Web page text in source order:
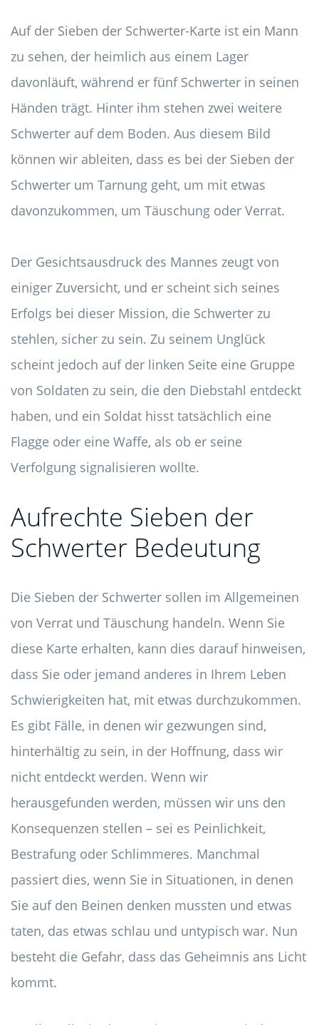
Auf der Sieben der Schwerter-Karte ist ein Mann
zu sehen, der heimlich aus einem Lager
davonläuft, während er fünf Schwerter in seinen
Händen trägt. Hinter ihm stehen zwei weitere
Schwerter auf dem Boden. Aus diesem Bild
können wir ableiten, dass es bei der Sieben der
Schwerter um Tarnung geht, um mit etwas
davonzukommen, um Täuschung oder Verrat.
Der Gesichtsausdruck des Mannes zeugt von
einiger Zuversicht, und er scheint sich seines
Erfolgs bei dieser Mission, die Schwerter zu
stehlen, sicher zu sein. Zu seinem Unglück
scheint jedoch auf der linken Seite eine Gruppe
von Soldaten zu sein, die den Diebstahl entdeckt
haben, und ein Soldat hisst tatsächlich eine
Flagge oder eine Waffe, als ob er seine
Verfolgung signalisieren wollte.
Aufrechte Sieben der
Schwerter Bedeutung
Die Sieben der Schwerter sollen im Allgemeinen
von Verrat und Täuschung handeln. Wenn Sie
diese Karte erhalten, kann dies darauf hinweisen,
dass Sie oder jemand anderes in Ihrem Leben
Schwierigkeiten hat, mit etwas durchzukommen.
Es gibt Fälle, in denen wir gezwungen sind,
hinterhältig zu sein, in der Hoffnung, dass wir
nicht entdeckt werden. Wenn wir
herausgefunden werden, müssen wir uns den
Konsequenzen stellen – sei es Peinlichkeit,
Bestrafung oder Schlimmeres. Manchmal
passiert dies, wenn Sie in Situationen, in denen
Sie auf den Beinen denken mussten und etwas
taten, das etwas schlau und untypisch war. Nun
besteht die Gefahr, dass das Geheimnis ans Licht
kommt.